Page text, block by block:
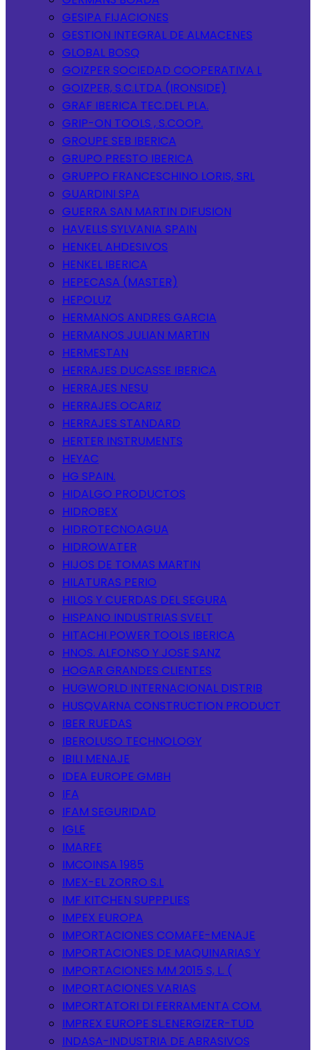
GESIPA FIJACIONES
GESTION INTEGRAL DE ALMACENES
GLOBAL BOSQ
GOIZPER SOCIEDAD COOPERATIVA L
GOIZPER, S.C.LTDA (IRONSIDE)
GRAF IBERICA TEC.DEL PLA.
GRIP-ON TOOLS , S.COOP.
GROUPE SEB IBERICA
GRUPO PRESTO IBERICA
GRUPPO FRANCESCHINO LORIS, SRL
GUARDINI SPA
GUERRA SAN MARTIN DIFUSION
HAVELLS SYLVANIA SPAIN
HENKEL AHDESIVOS
HENKEL IBERICA
HEPECASA (MASTER)
HEPOLUZ
HERMANOS ANDRES GARCIA
HERMANOS JULIAN MARTIN
HERMESTAN
HERRAJES DUCASSE IBERICA
HERRAJES NESU
HERRAJES OCARIZ
HERRAJES STANDARD
HERTER INSTRUMENTS
HEYAC
HG SPAIN.
HIDALGO PRODUCTOS
HIDROBEX
HIDROTECNOAGUA
HIDROWATER
HIJOS DE TOMAS MARTIN
HILATURAS PERIO
HILOS Y CUERDAS DEL SEGURA
HISPANO INDUSTRIAS SVELT
HITACHI POWER TOOLS IBERICA
HNOS. ALFONSO Y JOSE SANZ
HOGAR GRANDES CLIENTES
HUGWORLD INTERNACIONAL DISTRIB
HUSQVARNA CONSTRUCTION PRODUCT
IBER RUEDAS
IBEROLUSO TECHNOLOGY
IBILI MENAJE
IDEA EUROPE GMBH
IFA
IFAM SEGURIDAD
IGLE
IMARFE
IMCOINSA 1985
IMEX-EL ZORRO S.L
IMF KITCHEN SUPPPLIES
IMPEX EUROPA
IMPORTACIONES COMAFE-MENAJE
IMPORTACIONES DE MAQUINARIAS Y
IMPORTACIONES MM 2015 S, L. (
IMPORTACIONES VARIAS
IMPORTATORI DI FERRAMENTA COM.
IMPREX EUROPE SL.ENERGIZER-TUD
INDASA-INDUSTRIA DE ABRASIVOS